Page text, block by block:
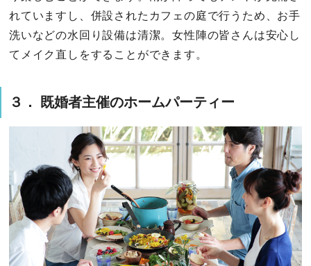
れていますし、併設されたカフェの庭で行うため、お手
洗いなどの水回り設備は清潔。女性陣の皆さんは安心し
てメイク直しをすることができます。
３． 既婚者主催のホームパーティー